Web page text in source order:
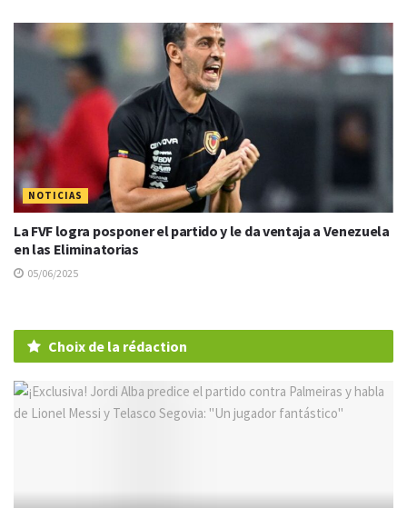
NOTICIAS
La FVF logra posponer el partido y le da ventaja a Venezuela
en las Eliminatorias
05/06/2025
Choix de la rédaction